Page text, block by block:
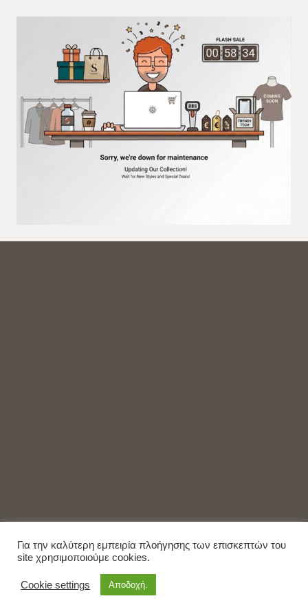
Για την καλύτερη εμπειρία πλοήγησης των επισκεπτών του
site χρησιμοποιούμε cookies.
Cookie settings Αποδοχή.